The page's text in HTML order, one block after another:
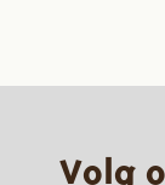
Volg